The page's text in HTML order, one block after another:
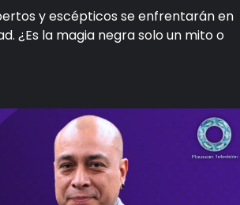
y escépticos se enfrentarán en
¿Es la magia negra solo un mito o